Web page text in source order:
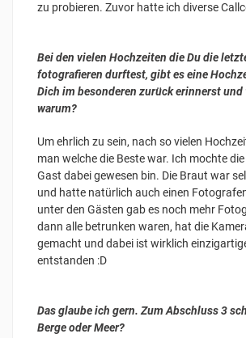
zu probieren. Zuvor hatte ich diverse
Bei den vielen Hochzeiten die Du die
fotografieren durftest, gibt es eine
Dich im besonderen zurück erinnerst und
warum?
Um ehrlich zu sein, nach so vielen
man welche die Beste war. Ich mochte
Gast dabei gewesen bin. Die Braut war
und hatte natürlich auch einen
unter den Gästen gab es noch mehr
dann alle betrunken waren, hat die
gemacht und dabei ist wirklich
entstanden :D
Das glaube ich gern. Zum Abschluss 3
Berge oder Meer?